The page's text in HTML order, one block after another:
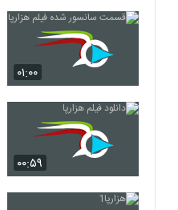
۰۱:۰۰
۰۰:۵۹